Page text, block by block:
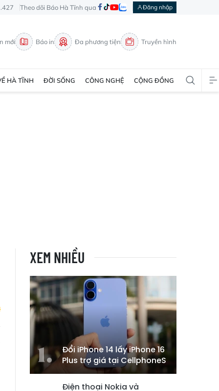
Theo dõi Báo Hà Tĩnh qua Đăng nhập
mới Báo in Đa phương tiện Truyền hình
HÀ TĨNH ĐỜI SỐNG CÔNG NGHỆ CỘNG ĐỒNG
XEM NHIỀU
Đổi iPhone 14 lấy iPhone 16
Plus trợ giá tại CellphoneS
Điện thoại Nokia và